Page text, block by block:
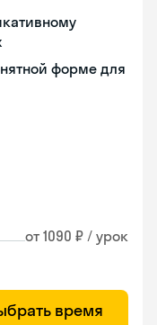
форме для
от 1090 ₽ / урок
время